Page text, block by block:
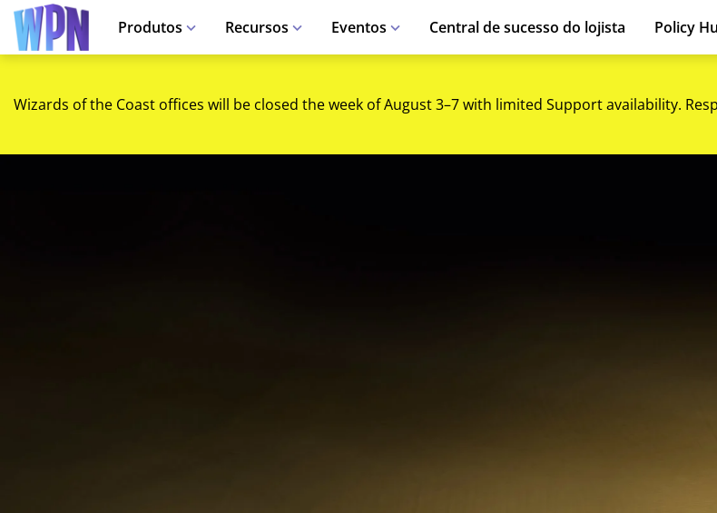
Produtos Recursos Eventos Central de sucesso do lojista Policy
Wizards of the Coast offices will be closed the week of August 3–7 with limited Support availability.